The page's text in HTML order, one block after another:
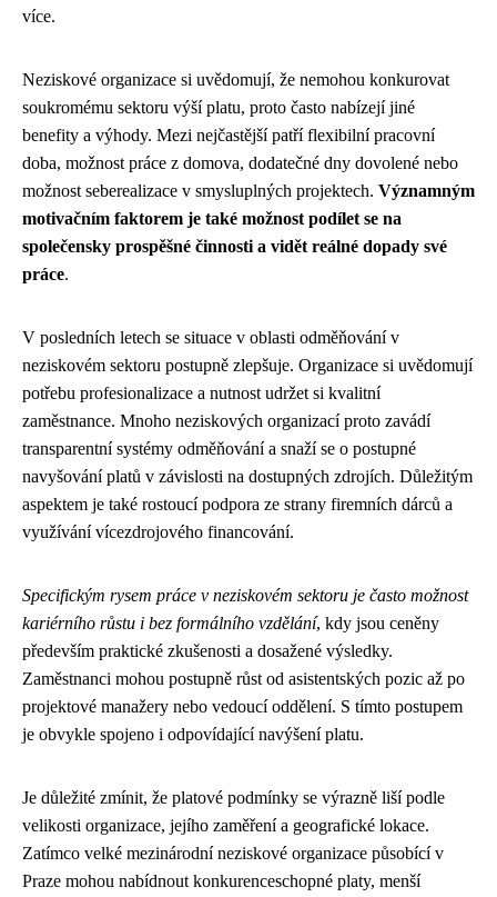
více.
Neziskové organizace si uvědomují, že nemohou konkurovat
soukromému sektoru výší platu, proto často nabízejí jiné
benefity a výhody. Mezi nejčastější patří flexibilní pracovní
doba, možnost práce z domova, dodatečné dny dovolené nebo
možnost seberealizace v smysluplných projektech. Významným
motivačním faktorem je také možnost podílet se na
společensky prospěšné činnosti a vidět reálné dopady své
práce.
V posledních letech se situace v oblasti odměňování v
neziskovém sektoru postupně zlepšuje. Organizace si uvědomují
potřebu profesionalizace a nutnost udržet si kvalitní
zaměstnance. Mnoho neziskových organizací proto zavádí
transparentní systémy odměňování a snaží se o postupné
navyšování platů v závislosti na dostupných zdrojích. Důležitým
aspektem je také rostoucí podpora ze strany firemních dárců a
využívání vícezdrojového financování.
Specifickým rysem práce v neziskovém sektoru je často možnost
kariérního růstu i bez formálního vzdělání, kdy jsou ceněny
především praktické zkušenosti a dosažené výsledky.
Zaměstnanci mohou postupně růst od asistentských pozic až po
projektové manažery nebo vedoucí oddělení. S tímto postupem
je obvykle spojeno i odpovídající navýšení platu.
Je důležité zmínit, že platové podmínky se výrazně liší podle
velikosti organizace, jejího zaměření a geografické lokace.
Zatímco velké mezinárodní neziskové organizace působící v
Praze mohou nabídnout konkurenceschopné platy, menší